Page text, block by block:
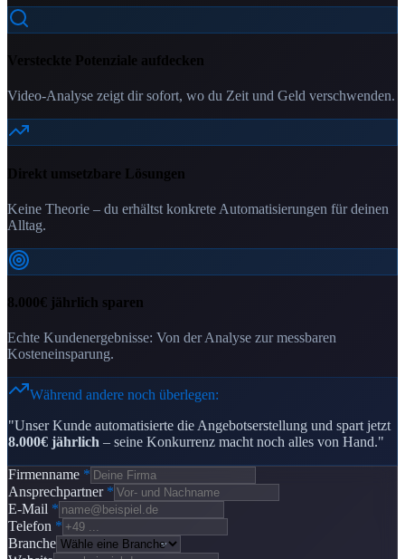
Versteckte Potenziale aufdecken
Video-Analyse zeigt dir sofort, wo du Zeit und Geld verschwenden.
Direkt umsetzbare Lösungen
Keine Theorie – du erhältst konkrete Automatisierungen für deinen
Alltag.
8.000€ jährlich sparen
Echte Kundenergebnisse: Von der Analyse zur messbaren
Kosteneinsparung.
Während andere noch überlegen:
"Unser Kunde automatisierte die Angebotserstellung und spart jetzt
8.000€ jährlich – seine Konkurrenz macht noch alles von Hand."
Firmenname *
Ansprechpartner *
E-Mail *
Telefon *
Branche